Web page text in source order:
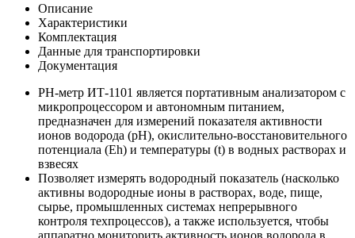
Описание
Характеристики
Комплектация
Данные для транспортировки
Документация
PН-метр ИТ-1101 является портативным анализатором с
микропроцессором и автономным питанием,
предназначен для измерений показателя активности
ионов водорода (рН), окислительно-восстановительного
потенциала (Eh) и температуры (t) в водных растворах и
взвесях
Позволяет измерять водородный показатель (насколько
активны водородные ионы в растворах, воде, пище,
сырье, промышленных системах непрерывного
контроля техпроцессов), а также используется, чтобы
аппаратно мониторить активность ионов водорода в